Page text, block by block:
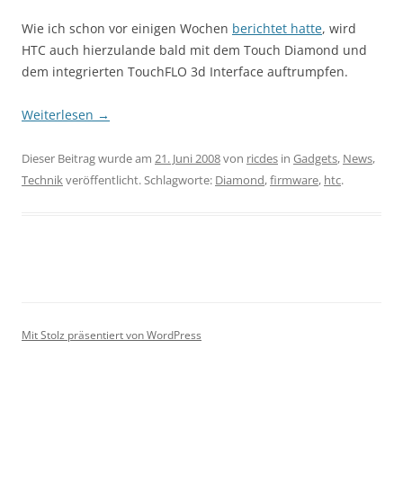
Wie ich schon vor einigen Wochen berichtet hatte, wird
HTC auch hierzulande bald mit dem Touch Diamond und
dem integrierten TouchFLO 3d Interface auftrumpfen.
Weiterlesen →
Dieser Beitrag wurde am 21. Juni 2008von ricdes in Gadgets, News,
Technikveröffentlicht. Schlagworte: Diamond,firmware, htc.
Mit Stolz präsentiert von WordPress